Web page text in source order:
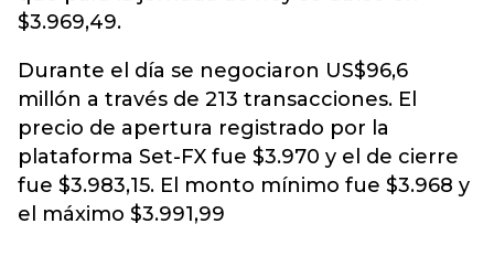
$3.969,49.
Durante el día se negociaron US$96,6
millón a través de 213 transacciones. El
precio de apertura registrado por la
plataforma Set-FX fue $3.970 y el de cierre
fue $3.983,15. El monto mínimo fue $3.968 y
el máximo $3.991,99